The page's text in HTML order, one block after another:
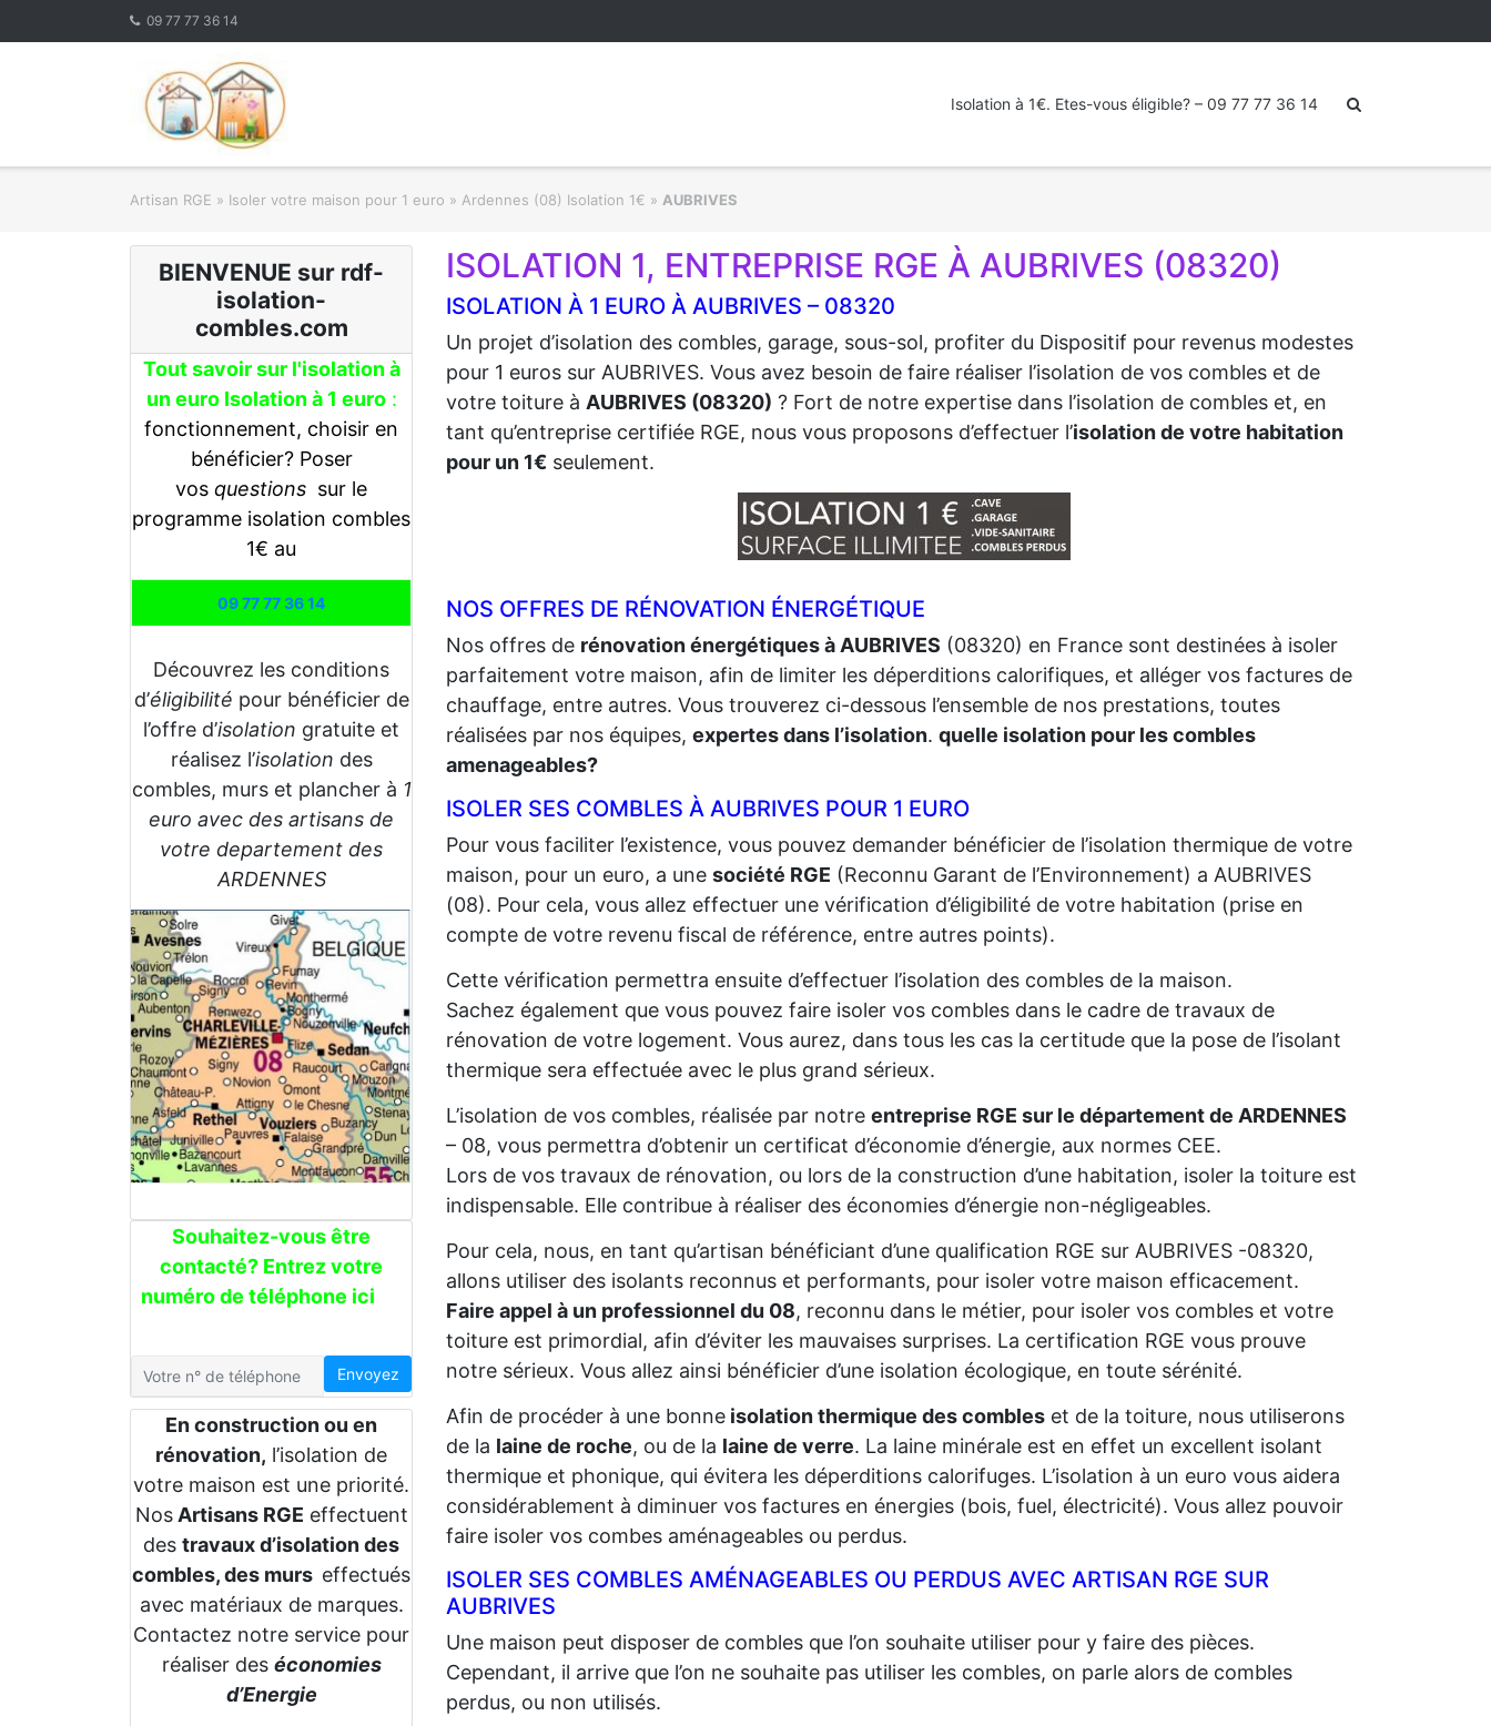
09 77 77 36 14
Isolation à 1€. Etes-vous éligible? – 09 77 77 36 14
Artisan RGE » Isoler votre maison pour 1 euro » Ardennes (08) Isolation 1€ » AUBRIVES
BIENVENUE sur rdf-
isolation-
combles.com
Tout savoir sur l'isolation à
un euro Isolation à 1 euro:
fonctionnement, choisir en
bénéficier? Poser
vos questions sur le
programme isolation combles
1€ au
09 77 77 36 14
Découvrez les conditions
d’éligibilité pour bénéficier de
l’offre d’isolation gratuite et
réalisez l’isolation des
combles, murs et plancher à 1
euro avec des artisans de
votre departement des
ARDENNES
Souhaitez-vous être
contacté? Entrez votre
numéro de téléphone ici
Envoyez
En construction ou en
rénovation, l’isolation de
votre maison est une priorité.
NosArtisans RGE effectuent
des travaux d’isolation des
combles, des murs effectués
avec matériaux de marques.
Contactez notre service pour
réaliser des économies
d’Energie
ISOLATION 1, ENTREPRISE RGE À AUBRIVES (08320)
ISOLATION À 1 EURO À AUBRIVES – 08320
Un projet d’isolation des combles, garage, sous-sol, profiter du Dispositif pour revenus modestes
pour 1 euros sur AUBRIVES. Vous avez besoin de faire réaliser l’isolation de vos combles et de
votre toiture à AUBRIVES (08320) ? Fort de notre expertise dans l’isolation de combles et, en
tant qu’entreprise certifiée RGE, nous vous proposons d’effectuer l’isolation de votre habitation
pour un 1€ seulement.
NOS OFFRES DE RÉNOVATION ÉNERGÉTIQUE
Nos offres de rénovation énergétiques à AUBRIVES (08320) en France sont destinées à isoler
parfaitement votre maison, afin de limiter les déperditions calorifiques, et alléger vos factures de
chauffage, entre autres. Vous trouverez ci-dessous l’ensemble de nos prestations, toutes
réalisées par nos équipes, expertes dans l’isolation. quelle isolation pour les combles
amenageables?
ISOLER SES COMBLES À AUBRIVES POUR 1 EURO
Pour vous faciliter l’existence, vous pouvez demander bénéficier de l’isolation thermique de votre
maison, pour un euro, a une société RGE (Reconnu Garant de l’Environnement) a AUBRIVES
(08). Pour cela, vous allez effectuer une vérification d’éligibilité de votre habitation (prise en
compte de votre revenu fiscal de référence, entre autres points).
Cette vérification permettra ensuite d’effectuer l’isolation des combles de la maison.
Sachez également que vous pouvez faire isoler vos combles dans le cadre de travaux de
rénovation de votre logement. Vous aurez, dans tous les cas la certitude que la pose de l’isolant
thermique sera effectuée avec le plus grand sérieux.
L’isolation de vos combles, réalisée par notre entreprise RGE sur le département de ARDENNES
– 08, vous permettra d’obtenir un certificat d’économie d’énergie, aux normes CEE.
Lors de vos travaux de rénovation, ou lors de la construction d’une habitation, isoler la toiture est
indispensable. Elle contribue à réaliser des économies d’énergie non-négligeables.
Pour cela, nous, en tant qu’artisan bénéficiant d’une qualification RGE sur AUBRIVES -08320,
allons utiliser des isolants reconnus et performants, pour isoler votre maison efficacement.
Faire appel à un professionnel du 08, reconnu dans le métier, pour isoler vos combles et votre
toiture est primordial, afin d’éviter les mauvaises surprises. La certification RGE vous prouve
notre sérieux. Vous allez ainsi bénéficier d’une isolation écologique, en toute sérénité.
Afin de procéder à une bonne isolation thermique des combles et de la toiture, nous utiliserons
de la laine de roche, ou de la laine de verre. La laine minérale est en effet un excellent isolant
thermique et phonique, qui évitera les déperditions calorifuges. L’isolation à un euro vous aidera
considérablement à diminuer vos factures en énergies (bois, fuel, électricité). Vous allez pouvoir
faire isoler vos combes aménageables ou perdus.
ISOLER SES COMBLES AMÉNAGEABLES OU PERDUS AVEC ARTISAN RGE SUR
AUBRIVES
Une maison peut disposer de combles que l’on souhaite utiliser pour y faire des pièces.
Cependant, il arrive que l’on ne souhaite pas utiliser les combles, on parle alors de combles
perdus, ou non utilisés.